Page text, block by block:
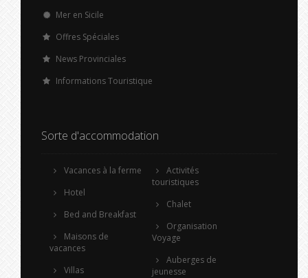
Mer en Sicile
Offres Spéciales
News Provinciales
Informations Touristique
Sorte d'accommodation
Vacances à la ferme
Hotel
Bed and Breakfast
Maisons de
vacances
Villas
Activités
touristiques
Chalet
Organisation
Voyage
Auberges de
jeunesse